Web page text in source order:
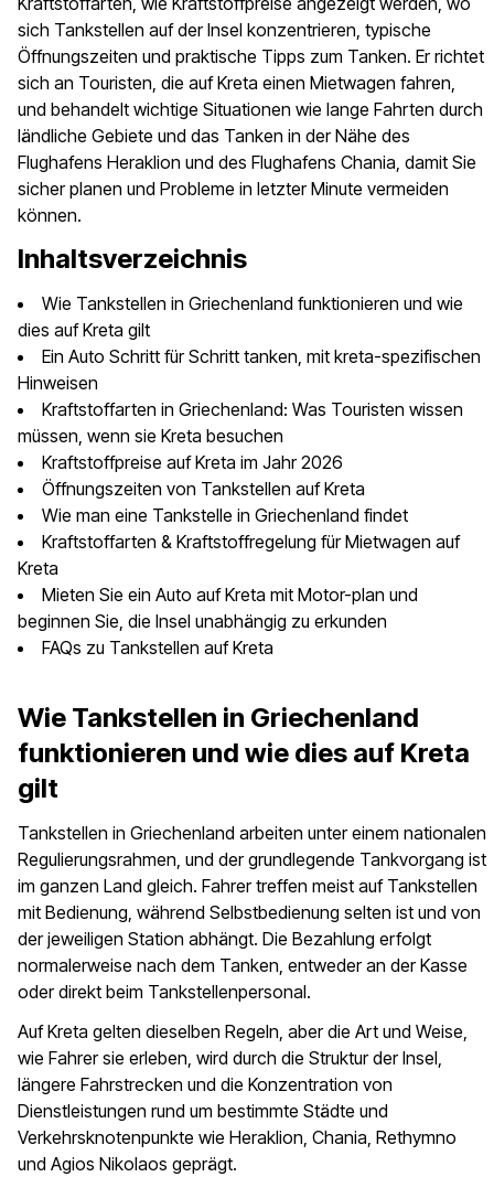
sich Tankstellen auf der Insel konzentrieren, typische
Öffnungszeiten und praktische Tipps zum Tanken. Er richtet
sich an Touristen, die auf Kreta einen Mietwagen fahren,
und behandelt wichtige Situationen wie lange Fahrten durch
ländliche Gebiete und das Tanken in der Nähe des
Flughafens Heraklion und des Flughafens Chania, damit Sie
sicher planen und Probleme in letzter Minute vermeiden
können.
Inhaltsverzeichnis
Wie Tankstellen in Griechenland funktionieren und wie
dies auf Kreta gilt
Ein Auto Schritt für Schritt tanken, mit kreta-spezifischen
Hinweisen
Kraftstoffarten in Griechenland: Was Touristen wissen
müssen, wenn sie Kreta besuchen
Kraftstoffpreise auf Kreta im Jahr 2026
Öffnungszeiten von Tankstellen auf Kreta
Wie man eine Tankstelle in Griechenland findet
Kraftstoffarten & Kraftstoffregelung für Mietwagen auf
Kreta
Mieten Sie ein Auto auf Kreta mit Motor-plan und
beginnen Sie, die Insel unabhängig zu erkunden
FAQs zu Tankstellen auf Kreta
Wie Tankstellen in Griechenland
funktionieren und wie dies auf Kreta
gilt
Tankstellen in Griechenland arbeiten unter einem nationalen
Regulierungsrahmen, und der grundlegende Tankvorgang ist
im ganzen Land gleich. Fahrer treffen meist auf Tankstellen
mit Bedienung, während Selbstbedienung selten ist und von
der jeweiligen Station abhängt. Die Bezahlung erfolgt
normalerweise nach dem Tanken, entweder an der Kasse
oder direkt beim Tankstellenpersonal.
Auf Kreta gelten dieselben Regeln, aber die Art und Weise,
wie Fahrer sie erleben, wird durch die Struktur der Insel,
längere Fahrstrecken und die Konzentration von
Dienstleistungen rund um bestimmte Städte und
Verkehrsknotenpunkte wie Heraklion, Chania, Rethymno
und Agios Nikolaos geprägt.